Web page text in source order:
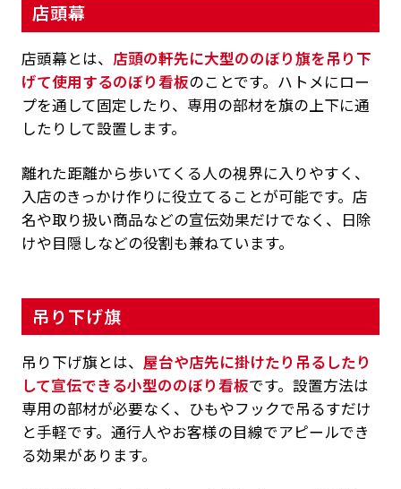
店頭幕
店頭幕とは、 店頭の軒先に大型ののぼり旗を吊り下
げて使用するのぼり看板のことです。ハトメにロー
プを通して固定したり、専用の部材を旗の上下に通
したりして設置します。
離れた距離から歩いてくる人の視界に入りやすく、
入店のきっかけ作りに役立てることが可能です。店
名や取り扱い商品などの宣伝効果だけでなく、日除
けや目隠しなどの役割も兼ねています。
吊り下げ旗
吊り下げ旗とは、 屋台や店先に掛けたり吊るしたり
して宣伝できる小型ののぼり看板です。設置方法は
専用の部材が必要なく、ひもやフックで吊るすだけ
と手軽です。通行人やお客様の目線でアピールでき
る効果があります。